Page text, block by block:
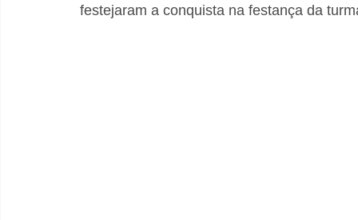
festejaram a conquista na festança da